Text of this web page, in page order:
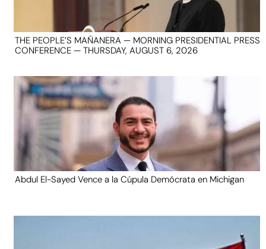
THE PEOPLE’S MAÑANERA — MORNING PRESIDENTIAL PRESS
CONFERENCE — THURSDAY, AUGUST 6, 2026
Abdul El-Sayed Vence a la Cúpula Demócrata en Michigan